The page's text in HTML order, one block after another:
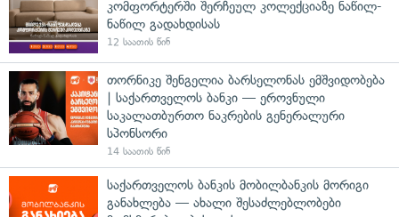
კომფორტერში შერჩეულ კოლექციაზე ნაწილ-
ნაწილ გადახდისას
12 საათის წინ
თორნიკე შენგელია ბარსელონას ემშვიდობება
| საქართველოს ბანკი — ეროვნული
საკალათბურთო ნაკრების გენერალური
სპონსორი
14 საათის წინ
საქართველოს ბანკის მობილბანკის მორიგი
განახლება — ახალი შესაძლებლობები